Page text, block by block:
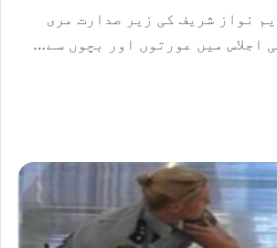
نواز شریف کی زیر صدارت مری
اجلاس میں عورتوں اور بچوں سے…